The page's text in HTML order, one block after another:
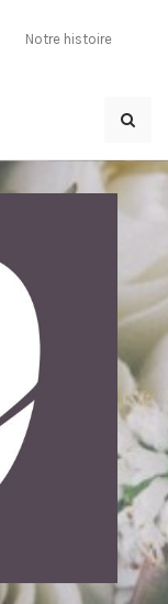
Notre histoire